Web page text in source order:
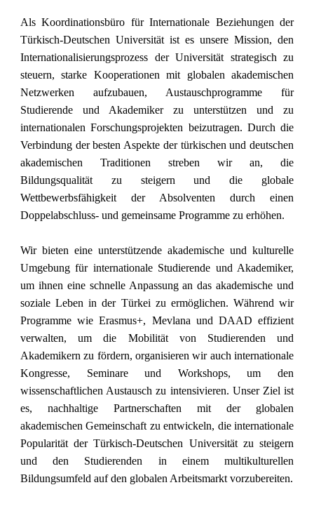
Als Koordinationsbüro für Internationale Beziehungen der
Türkisch-Deutschen Universität ist es unsere Mission, den
Internationalisierungsprozess der Universität strategisch zu
steuern, starke Kooperationen mit globalen akademischen
Netzwerken aufzubauen, Austauschprogramme für
Studierende und Akademiker zu unterstützen und zu
internationalen Forschungsprojekten beizutragen. Durch die
Verbindung der besten Aspekte der türkischen und deutschen
akademischen Traditionen streben wir an, die
Bildungsqualität zu steigern und die globale
Wettbewerbsfähigkeit der Absolventen durch einen
Doppelabschluss- und gemeinsame Programme zu erhöhen.
Wir bieten eine unterstützende akademische und kulturelle
Umgebung für internationale Studierende und Akademiker,
um ihnen eine schnelle Anpassung an das akademische und
soziale Leben in der Türkei zu ermöglichen. Während wir
Programme wie Erasmus+, Mevlana und DAAD effizient
verwalten, um die Mobilität von Studierenden und
Akademikern zu fördern, organisieren wir auch internationale
Kongresse, Seminare und Workshops, um den
wissenschaftlichen Austausch zu intensivieren. Unser Ziel ist
es, nachhaltige Partnerschaften mit der globalen
akademischen Gemeinschaft zu entwickeln, die internationale
Popularität der Türkisch-Deutschen Universität zu steigern
und den Studierenden in einem multikulturellen
Bildungsumfeld auf den globalen Arbeitsmarkt vorzubereiten.